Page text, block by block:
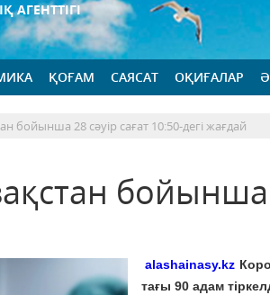
АГЕНТТІГІ
ҚОҒАМ САЯСАТ ОҚИҒАЛАР
бойынша 28 сәуір сағат 10:50-дегі жағдай
бойынша
alashainasy.kz
тағы 90 адам